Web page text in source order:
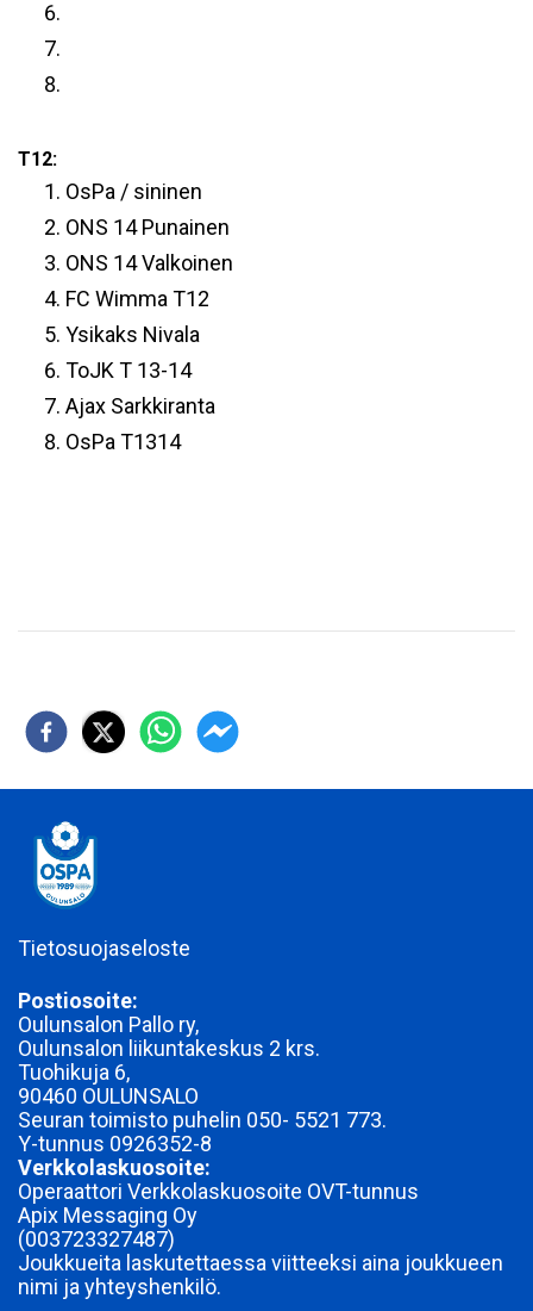
T12:
OsPa / sininen
ONS 14 Punainen
ONS 14 Valkoinen
FC Wimma T12
Ysikaks Nivala
ToJK T 13-14
Ajax Sarkkiranta
OsPa T1314
Tietosuojaseloste
Postiosoite:
Oulunsalon Pallo ry,
Oulunsalon liikuntakeskus 2 krs.
Tuohikuja 6,
90460 OULUNSALO
Seuran toimisto puhelin 050- 5521 773.
Y-tunnus 0926352-8
Verkkolaskuosoite:
Operaattori Verkkolaskuosoite OVT-tunnus
Apix Messaging Oy
(003723327487)
Joukkueita laskutettaessa viitteeksi aina joukkueen
nimi ja yhteyshenkilö.